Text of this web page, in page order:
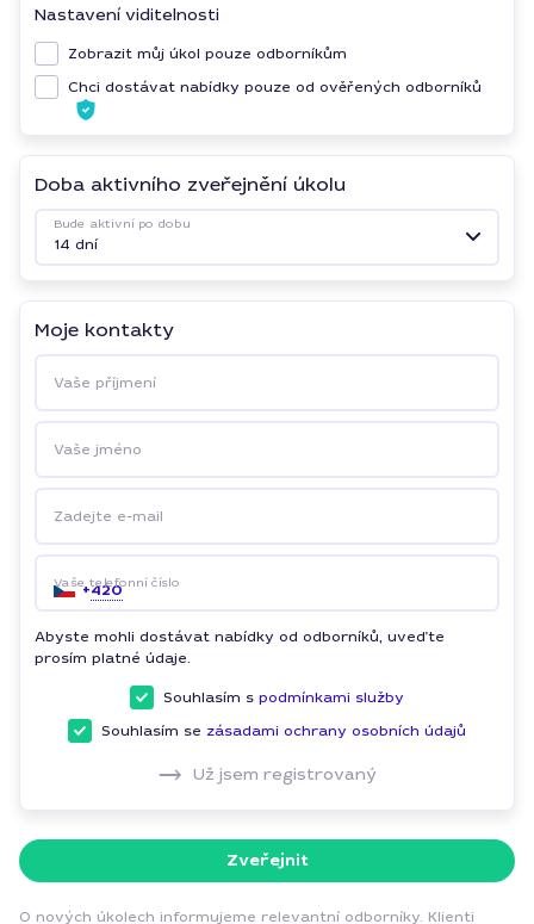
Nastavení viditelnosti
Zobrazit můj úkol pouze odborníkům
Chci dostávat nabídky pouze od ověřených odborníků
Doba aktivního zveřejnění úkolu
Bude aktivní po dobu
14 dní
Moje kontakty
Vaše příjmení
Vaše jméno
Zadejte e-mail
Vaše telefonní číslo
+420
Abyste mohli dostávat nabídky od odborníků, uveďte
prosím platné údaje.
Souhlasím s podmínkami služby
Souhlasím se zásadami ochrany osobních údajů
Už jsem registrovaný
Zveřejnit
O nových úkolech informujeme relevantní odborníky. Klienti